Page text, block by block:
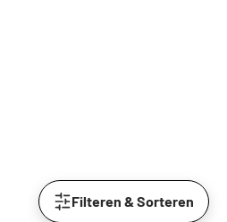
Filteren & Sorteren